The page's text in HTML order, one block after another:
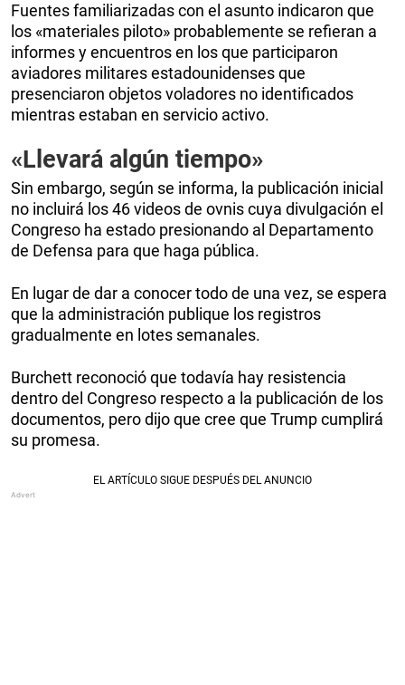
Fuentes familiarizadas con el asunto indicaron que
los «materiales piloto» probablemente se refieran a
informes y encuentros en los que participaron
aviadores militares estadounidenses que
presenciaron objetos voladores no identificados
mientras estaban en servicio activo.
«Llevará algún tiempo»
Sin embargo, según se informa, la publicación inicial
no incluirá los 46 videos de ovnis cuya divulgación el
Congreso ha estado presionando al Departamento
de Defensa para que haga pública.
En lugar de dar a conocer todo de una vez, se espera
que la administración publique los registros
gradualmente en lotes semanales.
Burchett reconoció que todavía hay resistencia
dentro del Congreso respecto a la publicación de los
documentos, pero dijo que cree que Trump cumplirá
su promesa.